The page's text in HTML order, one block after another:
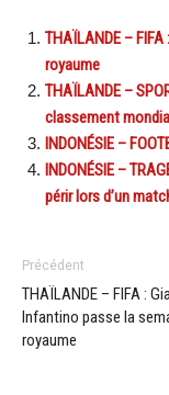
THAÏLANDE –
royaume
THAÏLANDE –
classement
INDONÉSIE –
INDONÉSIE –
périr lors d’un
Précédent
THAÏLANDE – FIFA :
Infantino passe la
royaume